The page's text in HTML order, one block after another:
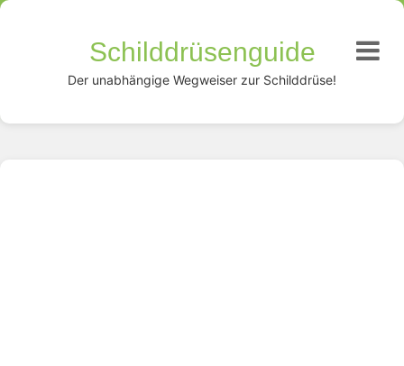
Schilddrüsenguide
Der unabhängige Wegweiser zur Schilddrüse!